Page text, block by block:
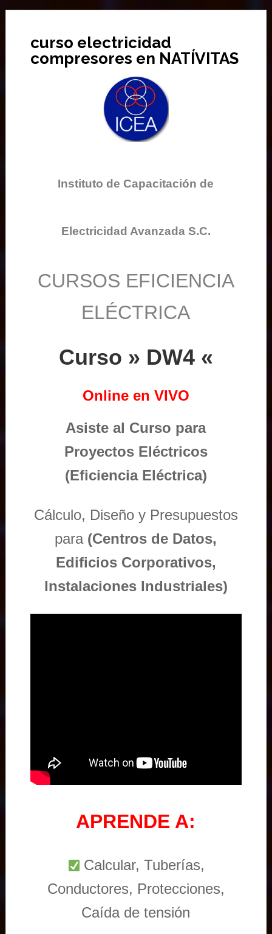
curso electricidad
compresores en NATÍVITAS
Instituto de Capacitación de
Electricidad Avanzada S.C.
CURSOS EFICIENCIA
ELÉCTRICA
Curso » DW4 «
Online en VIVO
Asiste al Curso para
Proyectos Eléctricos
(Eficiencia Eléctrica)
Cálculo, Diseño y Presupuestos
para (Centros de Datos,
Edificios Corporativos,
Instalaciones Industriales)
APRENDE A:
Calcular, Tuberías,
Conductores, Protecciones,
Caída de tensión